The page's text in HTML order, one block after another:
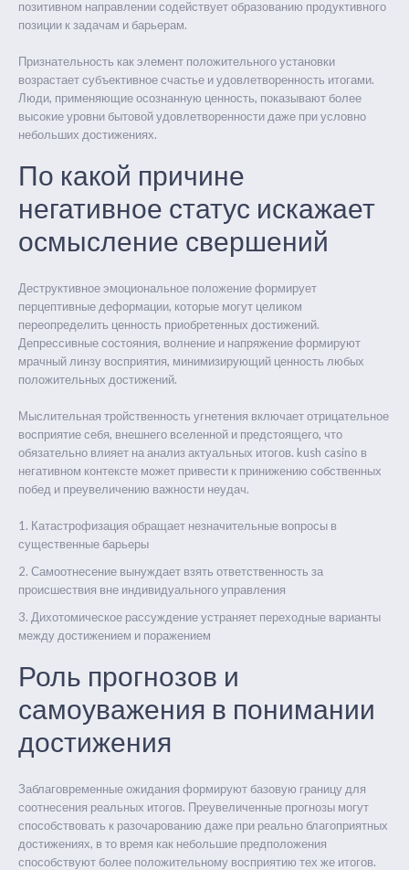
позитивном направлении содействует образованию продуктивного
позиции к задачам и барьерам.
Признательность как элемент положительного установки
возрастает субъективное счастье и удовлетворенность итогами.
Люди, применяющие осознанную ценность, показывают более
высокие уровни бытовой удовлетворенности даже при условно
небольших достижениях.
По какой причине
негативное статус искажает
осмысление свершений
Деструктивное эмоциональное положение формирует
перцептивные деформации, которые могут целиком
переопределить ценность приобретенных достижений.
Депрессивные состояния, волнение и напряжение формируют
мрачный линзу восприятия, минимизирующий ценность любых
положительных достижений.
Мыслительная тройственность угнетения включает отрицательное
восприятие себя, внешнего вселенной и предстоящего, что
обязательно влияет на анализ актуальных итогов. kush casino в
негативном контексте может привести к принижению собственных
побед и преувеличению важности неудач.
Катастрофизация обращает незначительные вопросы в
существенные барьеры
Самоотнесение вынуждает взять ответственность за
происшествия вне индивидуального управления
Дихотомическое рассуждение устраняет переходные варианты
между достижением и поражением
Роль прогнозов и
самоуважения в понимании
достижения
Заблаговременные ожидания формируют базовую границу для
соотнесения реальных итогов. Преувеличенные прогнозы могут
способствовать к разочарованию даже при реально благоприятных
достижениях, в то время как небольшие предположения
способствуют более положительному восприятию тех же итогов.